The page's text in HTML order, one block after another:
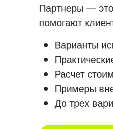
Партнеры —
помогают
Варианты
Расчет
Примеры
До трех